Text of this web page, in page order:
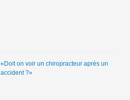
«Doit on voir un chiropracteur après un
accident ?»